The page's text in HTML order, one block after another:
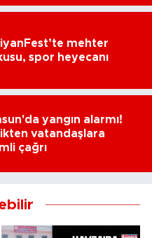
mehter
spor heyecanı
yangın alarmı!
vatandaşlara
çağrı